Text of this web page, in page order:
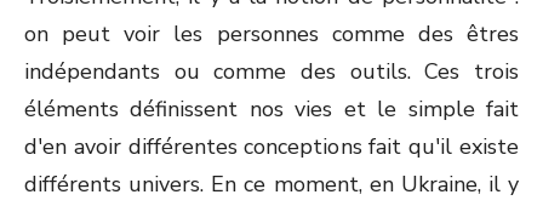
on peut voir les personnes comme des êtres
indépendants ou comme des outils. Ces trois
éléments définissent nos vies et le simple fait
d'en avoir différentes conceptions fait qu'il existe
différents univers. En ce moment, en Ukraine, il y